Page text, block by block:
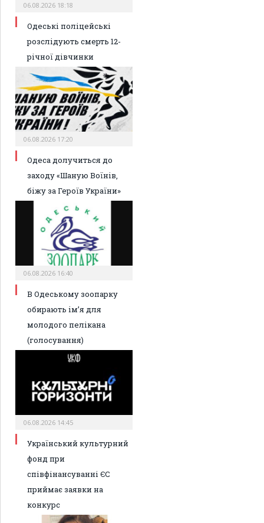
06.08.2026 18:18
Одеські поліцейські
розслідують смерть 12-
річної дівчинки
06.08.2026 17:20
Одеса долучиться до
заходу «Шаную Воїнів,
біжу за Героїв України»
06.08.2026 16:40
В Одеському зоопарку
обирають ім’я для
молодого пелікана
(голосування)
06.08.2026 14:45
Український культурний
фонд при
співфінансуванні ЄС
приймає заявки на
конкурс